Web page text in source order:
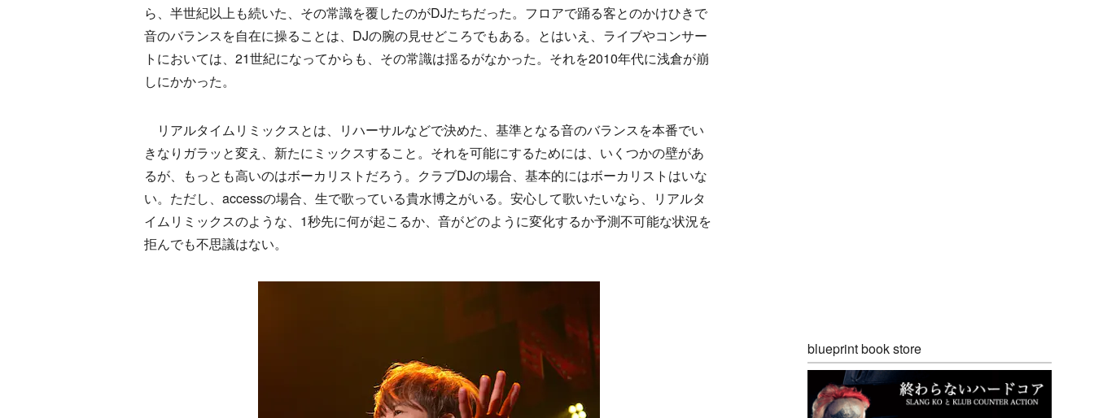
ら、半世紀以上も続いた、その常識を覆したのがDJたちだった。フロアで踊る客とのかけひきで
音のバランスを自在に操ることは、DJの腕の見せどころでもある。とはいえ、ライブやコンサー
トにおいては、21世紀になってからも、その常識は揺るがなかった。それを2010年代に浅倉が崩
しにかかった。
リアルタイムリミックスとは、リハーサルなどで決めた、基準となる音のバランスを本番でい
きなりガラッと変え、新たにミックスすること。それを可能にするためには、いくつかの壁があ
るが、もっとも高いのはボーカリストだろう。クラブDJの場合、基本的にはボーカリストはいな
い。ただし、accessの場合、生で歌っている貴水博之がいる。安心して歌いたいなら、リアルタ
イムリミックスのような、1秒先に何が起こるか、音がどのように変化するか予測不可能な状況を
拒んでも不思議はない。
blueprint book store